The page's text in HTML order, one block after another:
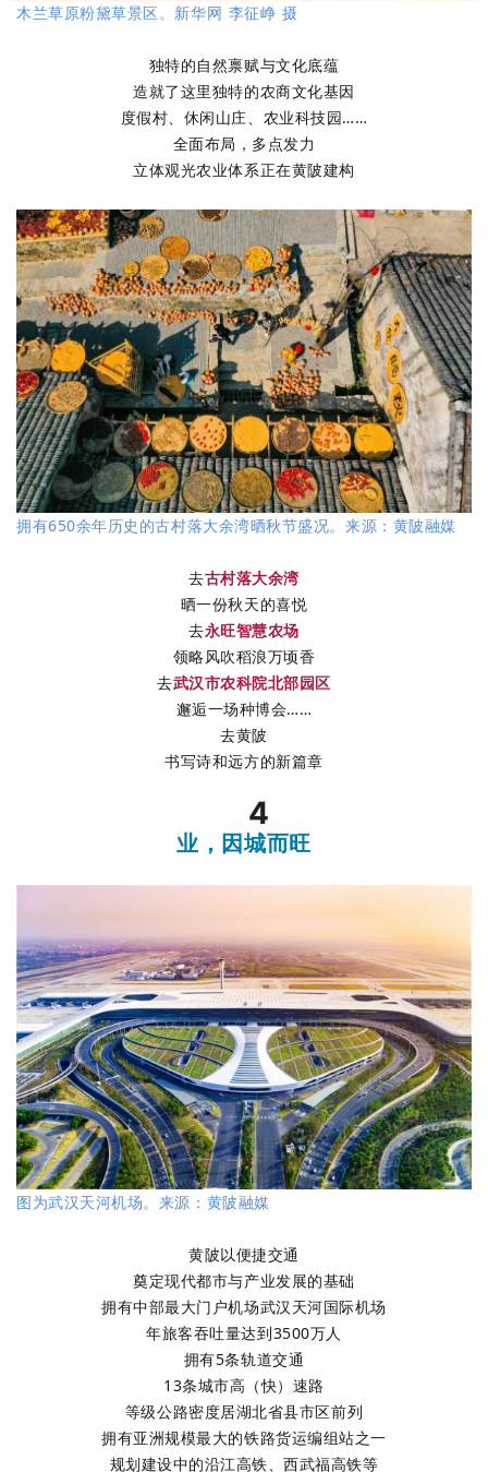
木兰草原粉黛草景区。新华网 李征峥 摄
独特的自然禀赋与文化底蕴
造就了这里独特的农商文化基因
度假村、休闲山庄、农业科技园……
全面布局，多点发力
立体观光农业体系正在黄陂建构
拥有650余年历史的古村落大余湾晒秋节盛况。来源：黄陂融媒
去古村落大余湾
晒一份秋天的喜悦
去永旺智慧农场
领略风吹稻浪万顷香
去武汉市农科院北部园区
邂逅一场种博会……
去黄陂
书写诗和远方的新篇章
4
业，因城而旺
图为武汉天河机场。来源：黄陂融媒
黄陂以便捷交通
奠定现代都市与产业发展的基础
拥有中部最大门户机场武汉天河国际机场
年旅客吞吐量达到3500万人
拥有5条轨道交通
13条城市高（快）速路
等级公路密度居湖北省县市区前列
拥有亚洲规模最大的铁路货运编组站之一
规划建设中的沿江高铁、西武福高铁等